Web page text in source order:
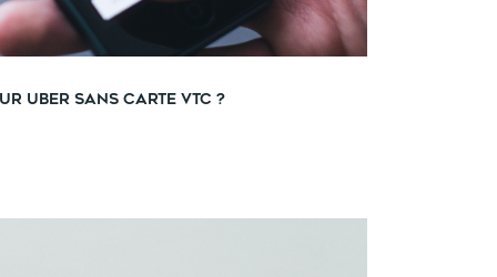
Uber sans carte VTC ?